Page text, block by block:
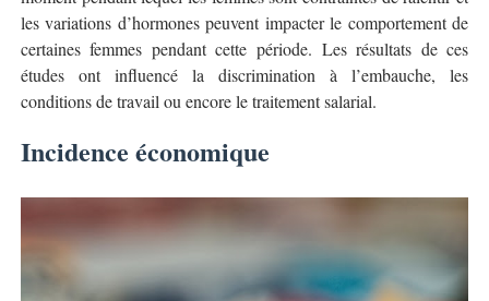
les variations d’hormones peuvent impacter le comportement de
certaines femmes pendant cette période. Les résultats de ces
études ont influencé la discrimination à l’embauche, les
conditions de travail ou encore le traitement salarial.
Incidence économique